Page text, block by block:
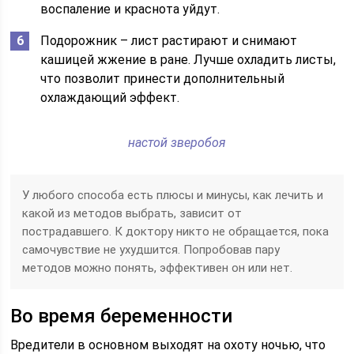
воспаление и краснота уйдут.
Подорожник – лист растирают и снимают
кашицей жжение в ране. Лучше охладить листы,
что позволит принести дополнительный
охлаждающий эффект.
настой зверобоя
У любого способа есть плюсы и минусы, как лечить и
какой из методов выбрать, зависит от
пострадавшего. К доктору никто не обращается, пока
самочувствие не ухудшится. Попробовав пару
методов можно понять, эффективен он или нет.
Во время беременности
Вредители в основном выходят на охоту ночью, что